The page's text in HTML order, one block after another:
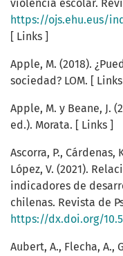
violencia escolar.
https://ojs.ehu.eus/
[ Links ]
Apple, M. (2018).
sociedad? LOM. [
Apple, M. y Beane, J.
ed.). Morata. [ Links ]
Ascorra, P., Cárdenas,
López, V. (2021).
indicadores de
chilenas. Revista de
https://dx.doi.org/
Aubert, A., Flecha, A.,